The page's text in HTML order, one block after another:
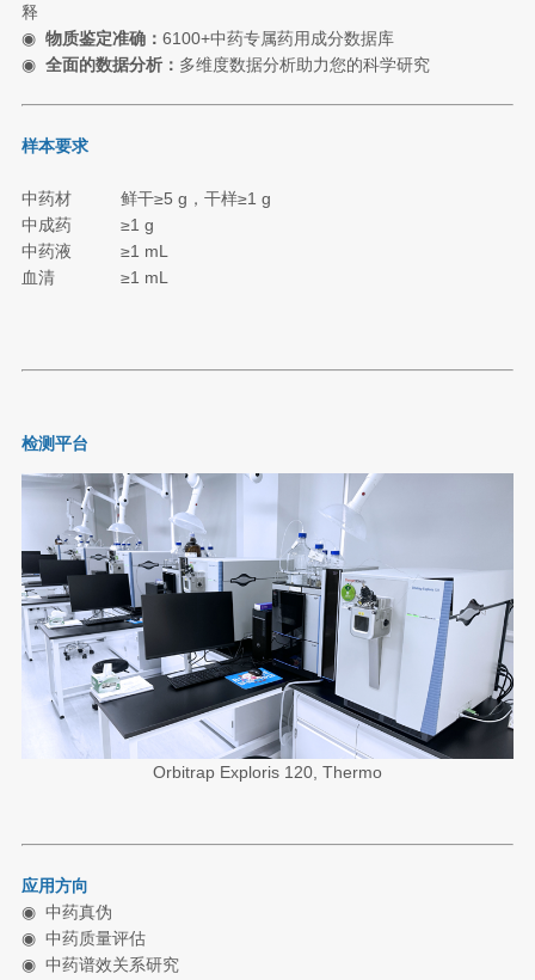
释
◉ 物质鉴定准确： 6100+中药专属药用成分数据库
◉ 全面的数据分析： 多维度数据分析助力您的科学研究
样本要求
中药材 鲜干≥5 g，干样≥1 g
中成药
≥1 g
中药液
≥1 mL
血清
≥1 mL
检测平台
Orbitrap Exploris 120, Thermo
应用方向
◉ 中药真伪
◉ 中药质量评估
◉ 中药谱效关系研究